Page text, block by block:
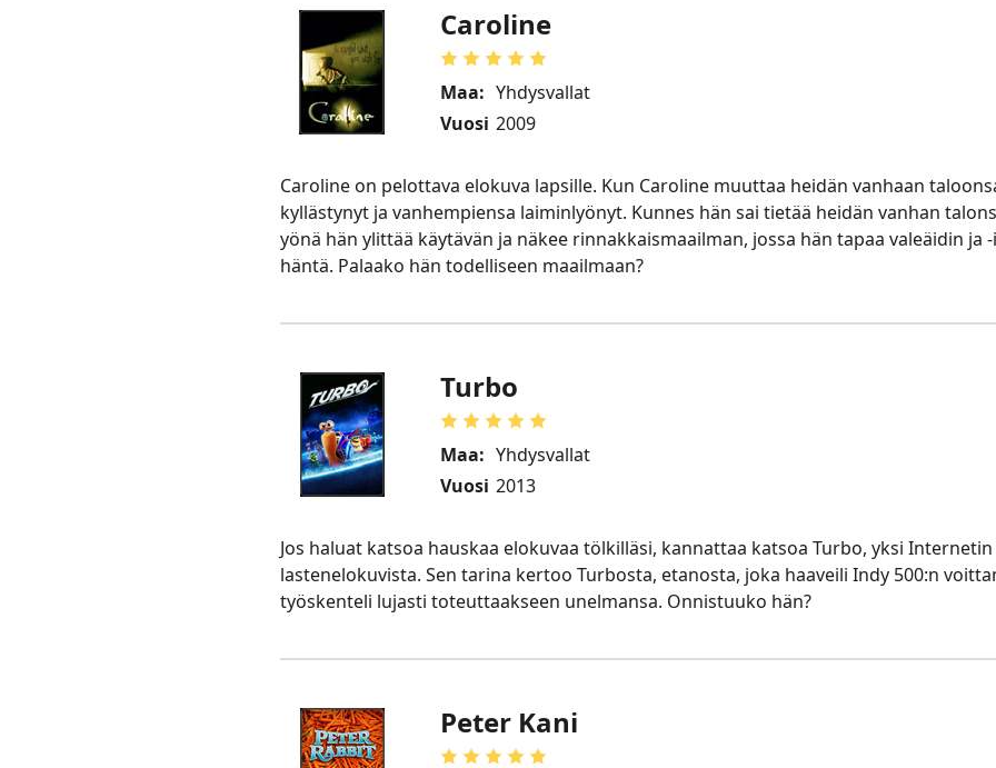
Caroline
Maa: Yhdysvallat
Vuosi 2009
Caroline on pelottava elokuva lapsille. Kun Caroline muuttaa heidän vanhaan
kyllästynyt ja vanhempiensa laiminlyönyt. Kunnes hän sai tietää heidän vanhan
yönä hän ylittää käytävän ja näkee rinnakkaismaailman, jossa hän tapaa valeäidin ja
häntä. Palaako hän todelliseen maailmaan?
Turbo
Maa: Yhdysvallat
Vuosi 2013
Jos haluat katsoa hauskaa elokuvaa tölkilläsi, kannattaa katsoa Turbo, yksi
lastenelokuvista. Sen tarina kertoo Turbosta, etanosta, joka haaveili Indy 500:n
työskenteli lujasti toteuttaakseen unelmansa. Onnistuuko hän?
Peter Kani